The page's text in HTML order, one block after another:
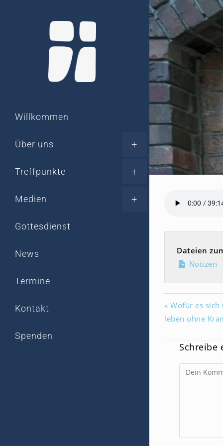
Zum
Inhalt
springen
Willkommen
Über uns
Treffpunkte
Medien
Gottesdienst
News
Termine
Kontakt
Spenden
Dateien
Notizen
« Wofür es
leben ohne
Schreibe
Kommentar